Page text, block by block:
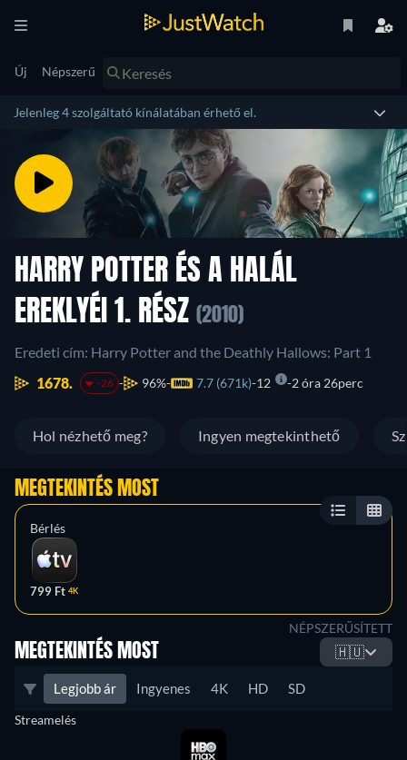
Új Népszerű
Jelenleg 4 szolgáltató kínálatában érhető el.
HARRY POTTER ÉS A HALÁL
EREKLYÉI 1. RÉSZ (2010)
Eredeti cím: Harry Potter and the Deathly Hallows: Part 1
1678.
-26 96% 7.7 (671k) 12 2 óra 26perc
Hol nézhető meg? Ingyen megtekinthető
MEGTEKINTÉS MOST
Bérlés
799 Ft 4K
NÉPSZERŰSÍTETT
MEGTEKINTÉS MOST 🇭🇺
Legjobb ár Ingyenes 4K HD SD
Streamelés